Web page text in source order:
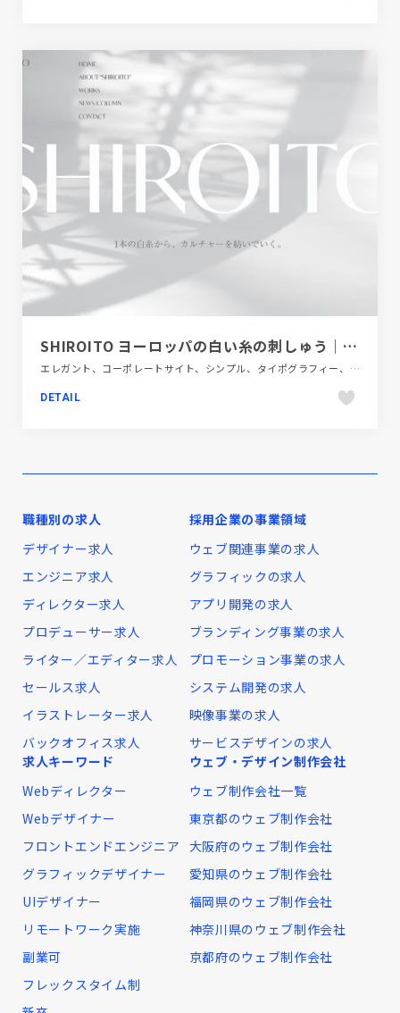
SHIROITO ヨーロッパの白い糸の刺しゅう｜1本の白糸から、カルチャーを紡いでいく。
エレガント、コーポレートサイト、シンプル、タイポグラフィー、デザイン・アート・音楽・文芸、ホワイト系
DETAIL
職種別の求人
デザイナー求人
エンジニア求人
ディレクター求人
プロデューサー求人
ライター／エディター求人
セールス求人
イラストレーター求人
バックオフィス求人
採用企業の事業領域
ウェブ関連事業の求人
グラフィックの求人
アプリ開発の求人
ブランディング事業の求人
プロモーション事業の求人
システム開発の求人
映像事業の求人
サービスデザインの求人
求人キーワード
Webディレクター
Webデザイナー
フロントエンドエンジニア
グラフィックデザイナー
UIデザイナー
リモートワーク実施
副業可
フレックスタイム制
ウェブ・デザイン制作会社
ウェブ制作会社一覧
東京都のウェブ制作会社
大阪府のウェブ制作会社
愛知県のウェブ制作会社
福岡県のウェブ制作会社
神奈川県のウェブ制作会社
京都府のウェブ制作会社